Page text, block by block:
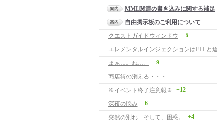
MML関連の書き込みに関する補足
自由掲示板のご利用について
クエストガイドウィンドウ
+6
まぁ…。ね…。 +9
商店街の消える・・・
※イベント終了注意報※
+12
深夜の悩み +6
突然の別れ、そして、困惑。 +4